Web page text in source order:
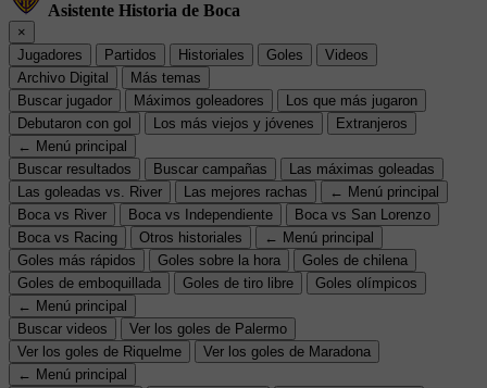
Asistente Historia de Boca
×
Jugadores
Partidos Historiales Goles
Videos
Archivo Digital
Más temas
Buscar jugador
Máximos goleadores
Los que más jugaron
Debutaron con gol
Los más viejos y jóvenes
Extranjeros
← Menú principal
Buscar resultados
Buscar campañas
Las máximas goleadas
Las goleadas vs. River
Las mejores rachas
← Menú principal
Boca vs River
Boca vs Independiente
Boca vs San Lorenzo
Boca vs Racing
Otros historiales
← Menú principal
Goles más rápidos
Goles sobre la hora
Goles de chilena
Goles de emboquillada
Goles de tiro libre
Goles olímpicos
← Menú principal
Buscar videos
Ver los goles de Palermo
Ver los goles de Riquelme
Ver los goles de Maradona
← Menú principal